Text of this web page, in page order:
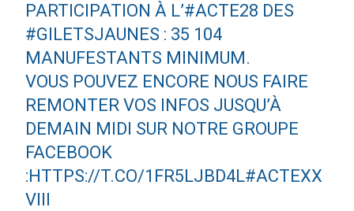
PARTICIPATION À L’#ACTE28 DES
#GILETSJAUNES : 35 104
MANUFESTANTS MINIMUM.
VOUS POUVEZ ENCORE NOUS FAIRE
REMONTER VOS INFOS JUSQU’À
DEMAIN MIDI SUR NOTRE GROUPE
FACEBOOK
:HTTPS://T.CO/1FR5LJBD4L#ACTEXX
VIII